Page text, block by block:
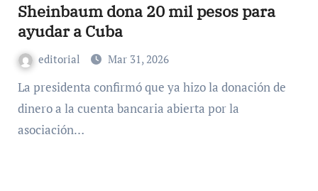
Sheinbaum dona 20 mil pesos para
ayudar a Cuba
editorial Mar 31, 2026
La presidenta confirmó que ya hizo la donación de
dinero a la cuenta bancaria abierta por la
asociación…